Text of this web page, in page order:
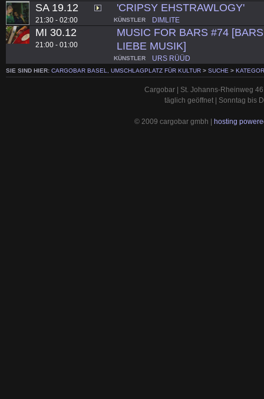
SA 19.12
21:30 - 02:00
'CRIPSY EHSTRAWLOGY'
KÜNSTLER DIMLITE
MI 30.12
21:00 - 01:00
MUSIC FOR BARS #74
LIEBE MUSIK]
KÜNSTLER URS RÜÜD
SIE SIND HIER: CARGOBAR BASEL, UMSCHLAGPLATZ FÜR KULTUR > SUCHE >
Cargobar | St. Johanns-Rheinweg
täglich geöffnet | Sonntag bis
© 2009 cargobar gmbh | hosting